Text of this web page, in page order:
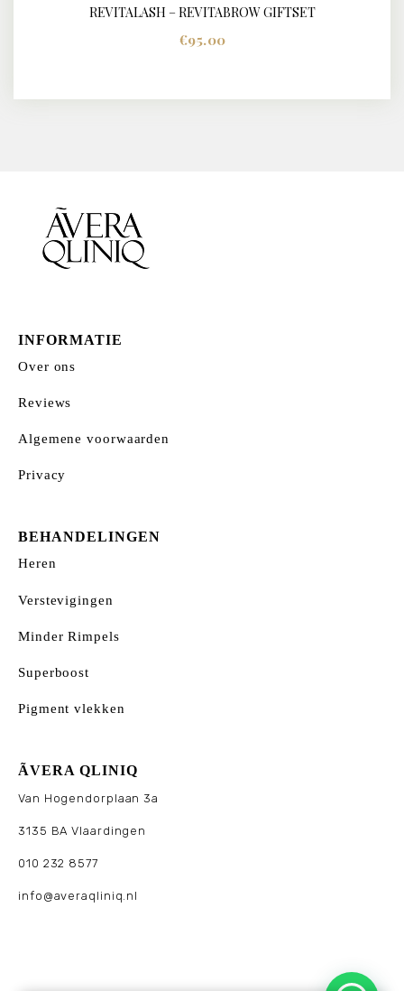
REVITALASH – REVITABROW GIFTSET
€95.00
INFORMATIE
Over ons
Reviews
Algemene voorwaarden
Privacy
BEHANDELINGEN
Heren
Verstevigingen
Minder Rimpels
Superboost
Pigment vlekken
ÃVERA QLINIQ
Van Hogendorplaan 3a
3135 BA Vlaardingen
010 232 8577
info@averaqliniq.nl